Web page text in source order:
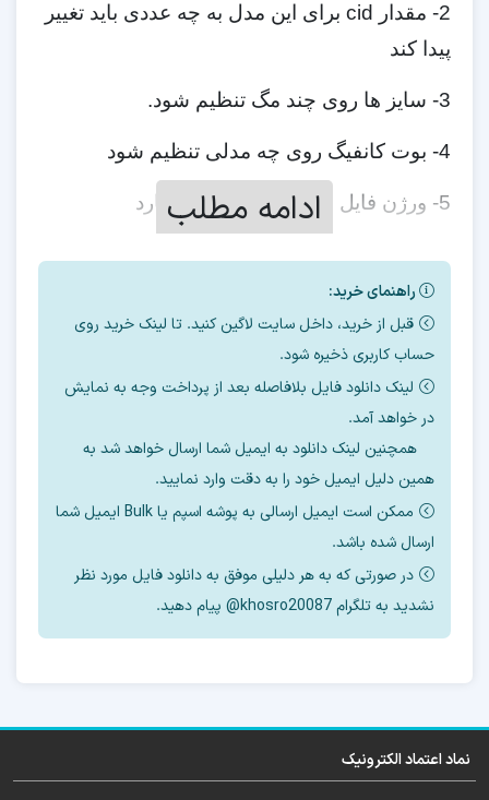
2- مقدار cid برای این مدل به چه عددی باید تغییر
پیدا کند
3- سایز ها روی چند مگ تنظیم شود.
4- بوت کانفیگ روی چه مدلی تنظیم شود
5- ورژن فایل فلش بعد از تعویض هارد
جدیدترین فایل آپدیت فریمور هارد ضمیمه آموزش
شد
دامپ تست شده برای تعویض هارد این مدل را
هم در اختیار شما قرار خواهیم داد.
این فایل قابل رایت با ایزی جیتگ , مدوسا و …
آموزش رایگان تعویض هارد را می‌توانید از بخش
ادامه مطلب
راهنمای خرید:
قبل از خرید، داخل سایت لاگین کنید. تا لینک خرید روی
حساب کاربری ذخیره شود.
لینک دانلود فایل بلافاصله بعد از پرداخت وجه به نمایش
در خواهد آمد.
همچنین لینک دانلود به ایمیل شما ارسال خواهد شد به
همین دلیل ایمیل خود را به دقت وارد نمایید.
ممکن است ایمیل ارسالی به پوشه اسپم یا Bulk ایمیل شما
ارسال شده باشد.
در صورتی که به هر دلیلی موفق به دانلود فایل مورد نظر
نشدید به تلگرام khosro20087@ پیام دهید.
نماد اعتماد الکترونیک